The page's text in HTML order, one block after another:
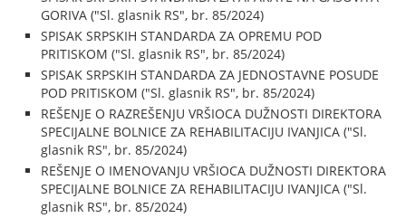
GORIVA ("Sl. glasnik RS", br. 85/2024)
SPISAK SRPSKIH STANDARDA ZA OPREMU POD
PRITISKOM ("Sl. glasnik RS", br. 85/2024)
SPISAK SRPSKIH STANDARDA ZA JEDNOSTAVNE POSUDE
POD PRITISKOM ("Sl. glasnik RS", br. 85/2024)
REŠENJE O RAZREŠENJU VRŠIOCA DUŽNOSTI DIREKTORA
SPECIJALNE BOLNICE ZA REHABILITACIJU IVANJICA ("Sl.
glasnik RS", br. 85/2024)
REŠENJE O IMENOVANJU VRŠIOCA DUŽNOSTI DIREKTORA
SPECIJALNE BOLNICE ZA REHABILITACIJU IVANJICA ("Sl.
glasnik RS", br. 85/2024)